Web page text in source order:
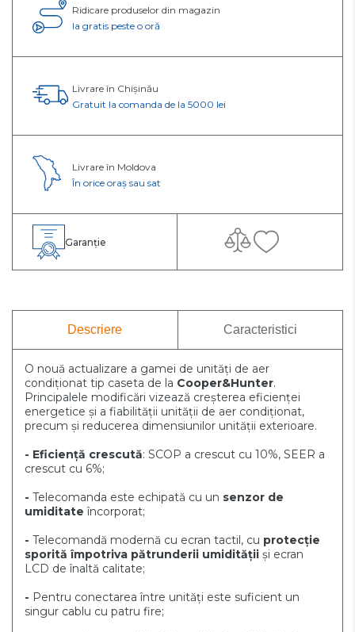
Ridicare produselor din magazin
Ia gratis peste o oră
Livrare în Chișinău
Gratuit la comanda de la 5000 lei
Livrare în Moldova
În orice oraș sau sat
Garanție
Descriere Caracteristici
O nouă actualizare a gamei de unități de aer
condiționat tip caseta de la Cooper&Hunter.
Principalele modificări vizează creșterea eficienței
energetice și a fiabilității unității de aer condiționat,
precum și reducerea dimensiunilor unității exterioare.
- Eficiență crescută: SCOP a crescut cu 10%, SEER a
crescut cu 6%;
- Telecomanda este echipată cu un senzor de
umiditate încorporat;
- Telecomandă modernă cu ecran tactil, cu protecție
sporită împotriva pătrunderii umidității și ecran
LCD de înaltă calitate;
- Pentru conectarea între unități este suficient un
singur cablu cu patru fire;